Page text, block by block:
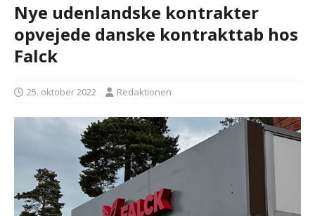
Nye udenlandske kontrakter
opvejede danske kontrakttab hos
Falck
25. oktober 2022 Redaktionen